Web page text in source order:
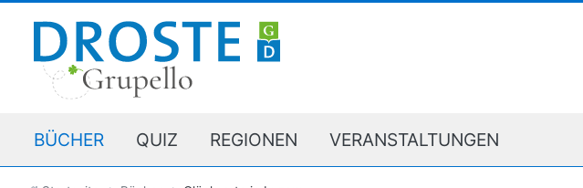
BÜCHER QUIZ REGIONEN VERANSTALTUNGEN